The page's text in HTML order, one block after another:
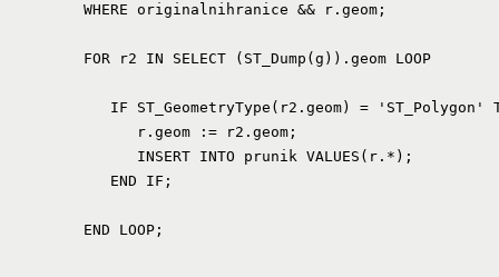
         WHERE originalnihranice && r.geom;
         FOR r2 IN SELECT (ST_Dump(g)).geom LOOP
IF ST_GeometryType(r2.geom) = 'ST_Polygon'
               r.geom := r2.geom;
               INSERT INTO prunik VALUES(r.*);
            END IF;
         END LOOP;